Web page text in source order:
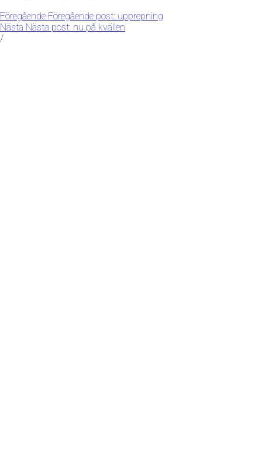
Föregående Föregående post: upprepning
Nästa Nästa post: nu på kvällen
/